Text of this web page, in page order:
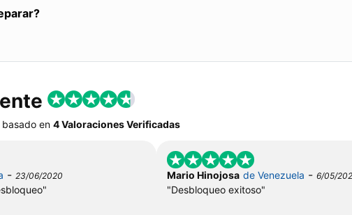
basado en 4 Valoraciones Verificadas
- 23/06/2020 Mario Hinojosa de Venezuela -6/05/
"Desbloqueo exitoso"